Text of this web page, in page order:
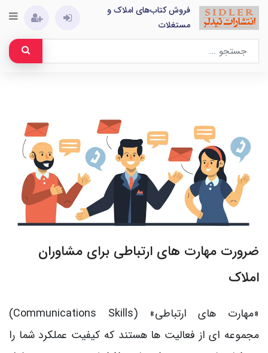
فروش کتاب‌های املاک و
مستغلات
ضرورت مهارت های ارتباطی برای مشاوران
املاک
«مهارت های ارتباطی» (Communications Skills)
مجموعه‌ ای از فعالیت‌ ها هستند که کیفیت عملکرد شما را